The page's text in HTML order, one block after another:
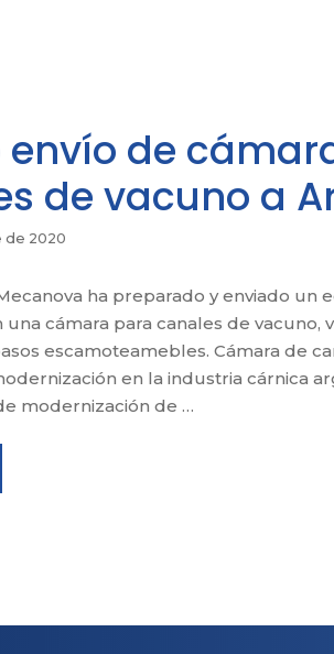
envío de
de vacuno a
de 2020
ha preparado y enviado un
una cámara para canales de vacuno,
escamoteamebles. Cámara de
en la industria cárnica
modernización de …